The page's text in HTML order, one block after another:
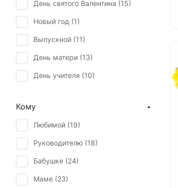
Танацетум ( 18)
Тюльпан (1 )
Хризантема ( 3)
Эустома (1)
День святого Валентина (15)
Новый год (1)
Выпускной (11)
День матери (13)
День учителя (10)
Последний звонок (
Рождение ребенка (
Рождество (1)
Татьянин день (
Юбилей (13
Кому
Любимой (19)
Руководителю (18)
Бабушке (24)
Маме (23)